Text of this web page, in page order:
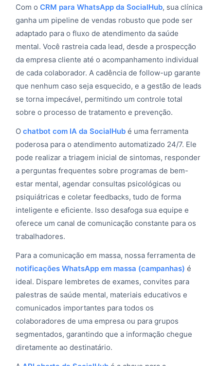
Com o CRM para WhatsApp da SocialHub, sua clínica
ganha um pipeline de vendas robusto que pode ser
adaptado para o fluxo de atendimento da saúde
mental. Você rastreia cada lead, desde a prospecção
da empresa cliente até o acompanhamento individual
de cada colaborador. A cadência de follow-up garante
que nenhum caso seja esquecido, e a gestão de leads
se torna impecável, permitindo um controle total
sobre o processo de tratamento e prevenção.
O chatbot com IA da SocialHub é uma ferramenta
poderosa para o atendimento automatizado 24/7. Ele
pode realizar a triagem inicial de sintomas, responder
a perguntas frequentes sobre programas de bem-
estar mental, agendar consultas psicológicas ou
psiquiátricas e coletar feedbacks, tudo de forma
inteligente e eficiente. Isso desafoga sua equipe e
oferece um canal de comunicação constante para os
trabalhadores.
Para a comunicação em massa, nossa ferramenta de
notificações WhatsApp em massa (campanhas) é
ideal. Dispare lembretes de exames, convites para
palestras de saúde mental, materiais educativos e
comunicados importantes para todos os
colaboradores de uma empresa ou para grupos
segmentados, garantindo que a informação chegue
diretamente ao destinatário.